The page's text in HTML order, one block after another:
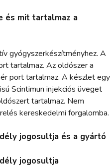
és mit tartalmaz a
gyógyszerkészítményhez. A
tartalmaz. Az oldószer a
port tartalmaz. A készlet egy
Scintimun injekciós üveget
tartalmaz. Nem
kereskedelmi forgalomba.
jogosultja és a gyártó
jogosultja